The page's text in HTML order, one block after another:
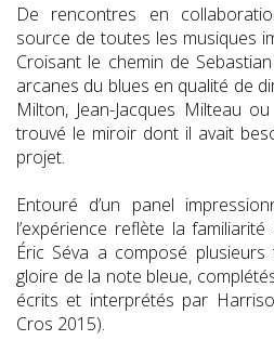
De rencontres en
source de toutes les musiques
Croisant le chemin de
arcanes du blues en qualité de
Milton, Jean-Jacques Milteau
trouvé le miroir dont il avait
projet.
Entouré d’un panel
l’expérience reflète la
Éric Séva a composé
gloire de la note bleue,
écrits et interprétés par
Cros 2015).